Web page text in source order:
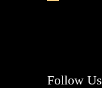
Follow